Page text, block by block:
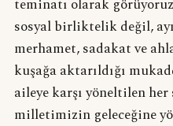
teminatı olarak
sosyal birliktelik değil,
merhamet, sadakat ve
kuşağa aktarıldığı
aileye karşı yöneltilen her
milletimizin geleceğine